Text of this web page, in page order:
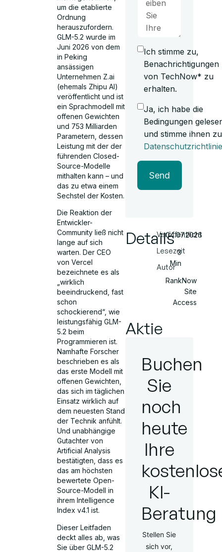
um die etablierte
Ordnung
herauszufordern.
GLM-5.2 wurde im
Juni 2026 von dem
in Peking
ansässigen
Unternehmen Z.ai
(ehemals Zhipu AI)
veröffentlicht und ist
ein Sprachmodell mit
offenen Gewichten
und 753 Milliarden
Parametern, dessen
Leistung mit der der
führenden Closed-
Source-Modelle
mithalten kann – und
das zu etwa einem
Sechstel der Kosten.
Die Reaktion der
Entwickler-
Community ließ nicht
lange auf sich
warten. Der CEO
von Vercel
bezeichnete es als
„wirklich
beeindruckend, fast
schon
schockierend“, wie
leistungsfähig GLM-
5.2 beim
Programmieren ist.
Namhafte Forscher
beschrieben es als
das erste Modell mit
offenen Gewichten,
das sich im täglichen
Einsatz wirklich auf
dem neuesten Stand
der Technik anfühlt.
Und unabhängige
Gutachter von
Artificial Analysis
bestätigten, dass es
das am höchsten
bewertete Open-
Source-Modell in
ihrem Intelligence
Index v4.1 ist.
Dieser Leitfaden
deckt alles ab, was
Sie über GLM-5.2
Ich stimme zu,
Benachrichtigungen
von TechNow* zu
erhalten.
Ja, ich habe die
Bedingungen
und stimme ihnen
Datenschutzrichtlinie
Send
DetailsVeröffentlicht
Lesezeit
Autor
04.07.2026
3
Min
RankNow
Site
Access
Aktie
Buchen
Sie
noch
heute
Ihre
KI-
Beratung
Stellen Sie
sich vor,